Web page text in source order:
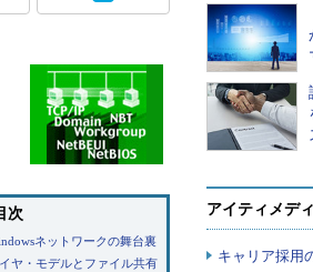
Test & Tools
次
ネットワークの舞台裏
ヤ・モデルとファイル共有
アイティメデ
キャリア採用